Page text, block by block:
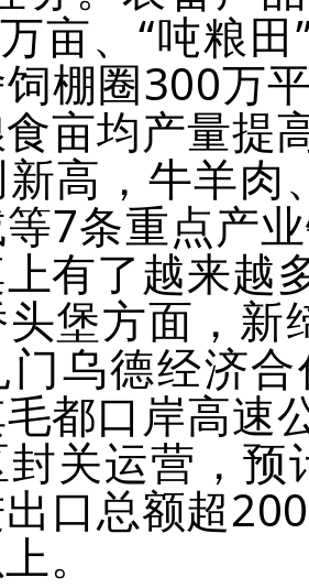
亩、“吨粮
棚圈300万
亩均产量提
高，牛羊肉
7条重点产
有了越来越
堡方面，新
乌德经济合
都口岸高速
封关运营，
口总额超
。